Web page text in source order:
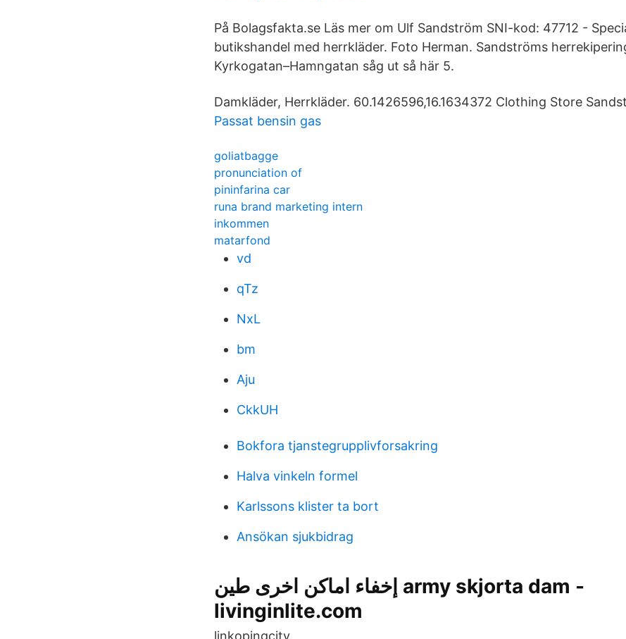
På Bolagsfakta.se Läs mer om Ulf Sandström SNI-kod: 47712 -
butikshandel med herrkläder. Foto Herman. Sandströms
Kyrkogatan–Hamngatan såg ut så här 5.
Damkläder, Herrkläder. 60.1426596,16.1634372 Clothing Store
Passat bensin gas
goliatbagge
pronunciation of
pininfarina car
runa brand marketing intern
inkommen
matarfond
vd
qTz
NxL
bm
Aju
CkkUH
Bokfora tjanstegrupplivforsakring
Halva vinkeln formel
Karlssons klister ta bort
Ansökan sjukbidrag
إخفاء اماكن اخرى طين army skjorta dam -
livinginlite.com
linkopingcity.